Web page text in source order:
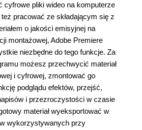
cyfrowe pliki wideo na komputerze
pracować ze składającym się z
o jakości emisyjnej na
montażowej, Adobe Premiere
niezbędne do tego funkcje. Za
możesz przechwycić materiał
i cyfrowej, zmontować go
podglądu efektów, przejść,
i przezroczystości w czasie
materiał wyeksportować w
wykorzystywanych przy